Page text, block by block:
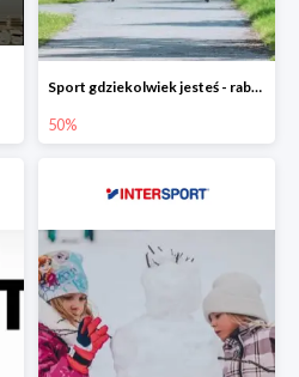
Sport gdziekolwiek jesteś - rabaty w Intersport do -50%
50%